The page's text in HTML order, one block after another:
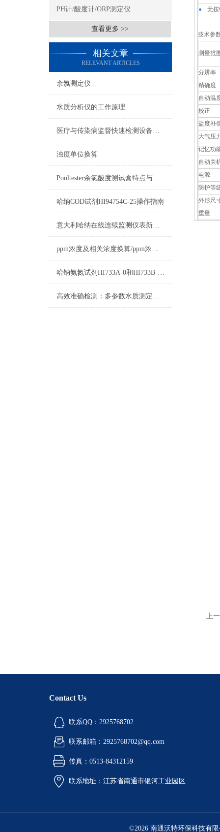
PH计/酸度计/ORP测定仪
查看更多 >>
相关文章
RELEVANT ARTICLES
余氯测定仪
水质分析仪的工作原理
医疗与传染病监督快速检测设备方案（一）
浊度单位换算
Pooltester余氯酸度测试盒特点与应用
哈纳COD试剂HI94754C-25操作指南
意大利哈纳在线连续监测仪表新旧型号对照表2015
ppm浓度及相关浓度换算/ppm浓度换算
哈钠氨氮试剂HI733A-0和HI733B-0使用方法
高效准确检测：多参数水质测定仪在水质检测中的应用
●
无
技术参
测量范
分辨率
精确度
自动温
校正
盐度补
大气压
记忆功
自动关
电源
防护等
外形尺
重量
上
Contact Us
联系QQ：2925768702
联系邮箱：2925768702@qq.com
传真：0513-84312159
联系地址：江苏省南通市银河工业园区
©2026 南通沃特环保科技有